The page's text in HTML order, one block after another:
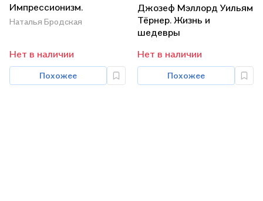
Импрессионизм.
Наталья Бродская
Нет в наличии
Похожее
Джозеф Мэллорд Уильям
Тёрнер. Жизнь и
шедевры
Нет в наличии
Похожее